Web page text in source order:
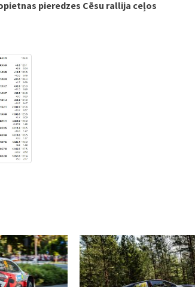
pieredzes Cēsu rallija ceļos